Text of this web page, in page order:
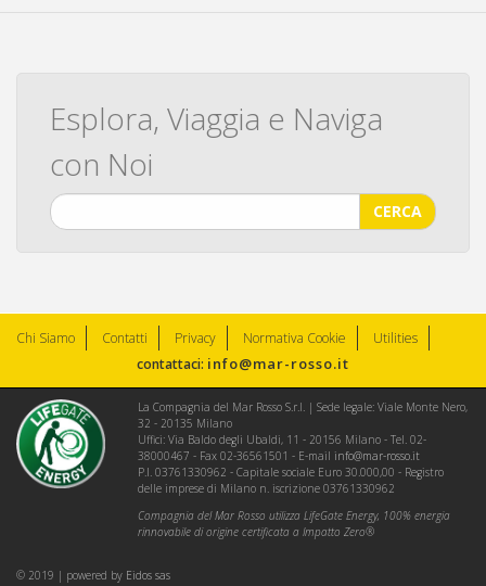
Esplora, Viaggia e Naviga
con Noi
CERCA
Chi Siamo Contatti Privacy Normativa Cookie
Utilities
contattaci: info@mar-rosso.it
La Compagnia del Mar Rosso S.r.l. | Sede legale: Viale Monte Nero,
32 - 20135 Milano
Uffici: Via Baldo degli Ubaldi, 11 - 20156 Milano - Tel. 02-
38000467 - Fax 02-36561501 - E-mail info@mar-rosso.it
P.I. 03761330962 - Capitale sociale Euro 30.000,00 - Registro
delle imprese di Milano n. iscrizione 03761330962
Compagnia del Mar Rosso utilizza LifeGate Energy, 100% energia
rinnovabile di origine certificata a Impatto Zero®
© 2019 | powered by Eidos sas